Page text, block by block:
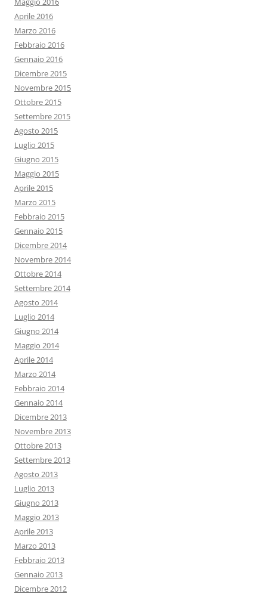
Aprile 2016
Marzo 2016
Febbraio 2016
Gennaio 2016
Dicembre 2015
Novembre 2015
Ottobre 2015
Settembre 2015
Agosto 2015
Luglio 2015
Giugno 2015
Maggio 2015
Aprile 2015
Marzo 2015
Febbraio 2015
Gennaio 2015
Dicembre 2014
Novembre 2014
Ottobre 2014
Settembre 2014
Agosto 2014
Luglio 2014
Giugno 2014
Maggio 2014
Aprile 2014
Marzo 2014
Febbraio 2014
Gennaio 2014
Dicembre 2013
Novembre 2013
Ottobre 2013
Settembre 2013
Agosto 2013
Luglio 2013
Giugno 2013
Maggio 2013
Aprile 2013
Marzo 2013
Febbraio 2013
Gennaio 2013
Dicembre 2012